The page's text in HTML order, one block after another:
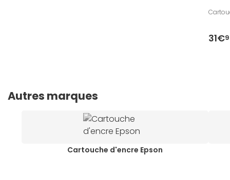
31€
Autres marques
Cartouche d'encre Epson